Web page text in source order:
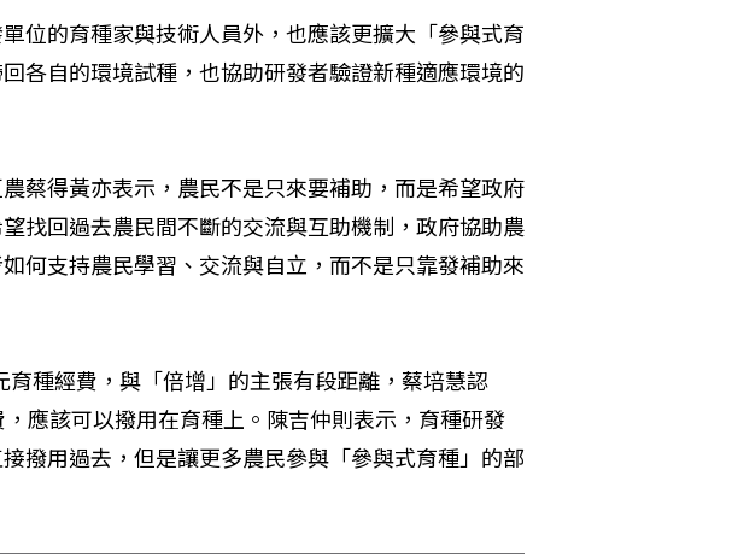
位的育種家與技術人員外，也應該更擴大「參與式育
各自的環境試種，也協助研發者驗證新種適應環境的
蔡得黃亦表示，農民不是只來要補助，而是希望政府
找回過去農民間不斷的交流與互助機制，政府協助農
何支持農民學習、交流與自立，而不是只靠發補助來
種經費，與「倍增」的主張有段距離，蔡培慧認
應該可以撥用在育種上。陳吉仲則表示，育種研發
撥用過去，但是讓更多農民參與「參與式育種」的部